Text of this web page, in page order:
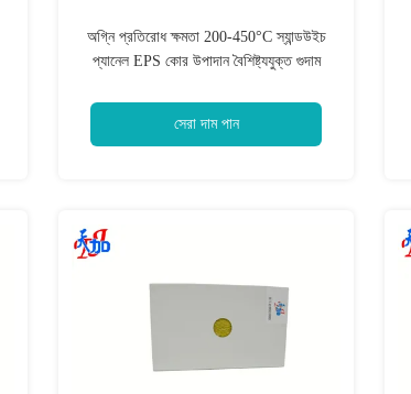
অগ্নি প্রতিরোধ ক্ষমতা 200-450°C স্যান্ডউইচ
প্যানেল EPS কোর উপাদান বৈশিষ্ট্যযুক্ত গুদাম
সেরা দাম পান